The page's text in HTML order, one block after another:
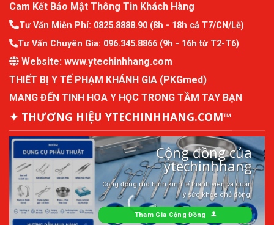
Cam Kết Bảo Mật Thông Tin Khách Hàng
Tư Vấn Miễn Phí: 0825.8888.90 (8h - 18h cả T7/CN/Lễ)
Tư Vấn Chuyên Gia: 096.345.8866 (9h - 16h từ T2-T6)
Website: www.ytechinhhang.com
THIẾT BỊ Y TẾ PHẠM KHÁNH GIA (PKGmed)
MANG ĐẾN TINH HOA Y HỌC TRONG TẦM TAY BẠN
✦ THƯƠNG HIỆU YTECHINHHANG.COM™
Cộng đồng của
ytechinhhang
Cộng đồng mô hình kinh tế thành viên và quản
lý sức khỏe chủ động.
Tham Gia Cộng Đồng